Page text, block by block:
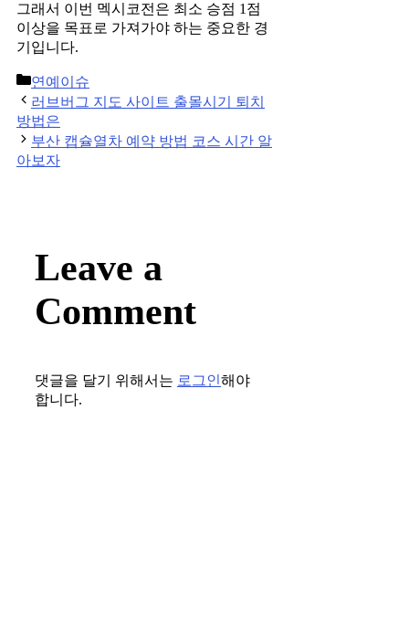
그래서 이번 멕시코전은 최소 승점 1점
이상을 목표로 가져가야 하는 중요한 경
기입니다.
Categories
연예이슈
Post
navigation
러브버그 지도 사이트 출몰시기 퇴치
방법은
부산 캡슐열차 예약 방법 코스 시간 알
아보자
Leave a
Comment
댓글을 달기 위해서는 로그인해야
합니다.